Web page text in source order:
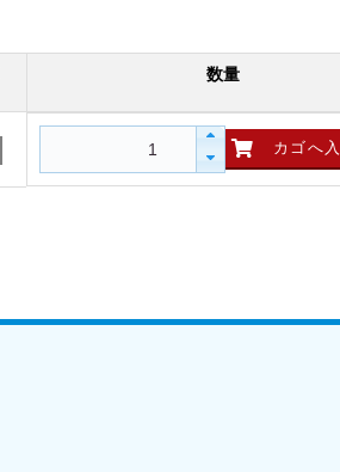
数量